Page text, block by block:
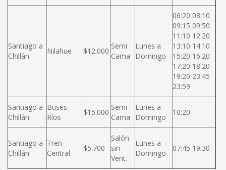
Santiago a
Chillán
Nilahue $12.000
Semi
Cama
Lunes a
Domingo
06:20 08:10
09:15 09:50
11:10 12:20
13:10 14:10
15:20 16:20
17:20 18:20
19:20 23:45
23:59
Santiago a
Chillán
Buses
Ríos
$15.000
Semi
Cama
Lunes a
Domingo
10:20
Santiago a
Chillán
Tren
Central
$5.700
Salón
sin
Vent.
Lunes a
Domingo
07:45 19:30